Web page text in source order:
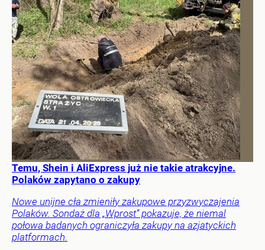
Temu, Shein i AliExpress już nie takie atrakcyjne.
Polaków zapytano o zakupy
Nowe unijne cła zmieniły zakupowe przyzwyczajenia
Polaków. Sondaż dla „Wprost” pokazuje, że niemal
połowa badanych ograniczyła zakupy na azjatyckich
platformach.